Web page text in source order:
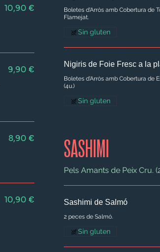
10,90 €
9,90 €
8,90 €
10,90 €
Boletes d'Arròs amb Cobertura de
Flamejat.
Sin gluten
Nigiris de Foie Fresc a la
Boletes d'Arròs amb Cobertura de
(4u.)
Sin gluten
SASHIMI
Pels Amants de Peix Cru.
Sashimi de Salmó
2 peces de Salmó.
Sin gluten